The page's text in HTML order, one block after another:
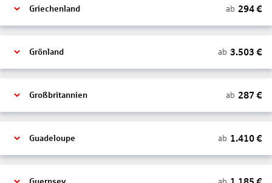
Griechenland ab 294€
Grönland ab 3.503 €
Großbritannien ab 287 €
Guadeloupe ab 1.410€
ab